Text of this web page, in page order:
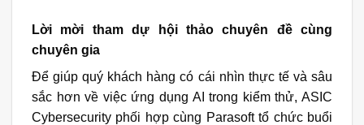
Lời mời tham dự hội thảo chuyên đề cùng
chuyên gia
Để giúp quý khách hàng có cái nhìn thực tế và sâu
sắc hơn về việc ứng dụng AI trong kiểm thử, ASIC
Cybersecurity phối hợp cùng Parasoft tổ chức buổi